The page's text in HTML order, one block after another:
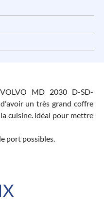
MD 2030 D-SD-
un très grand coffre
cuisine. idéal pour mettre
port possibles.